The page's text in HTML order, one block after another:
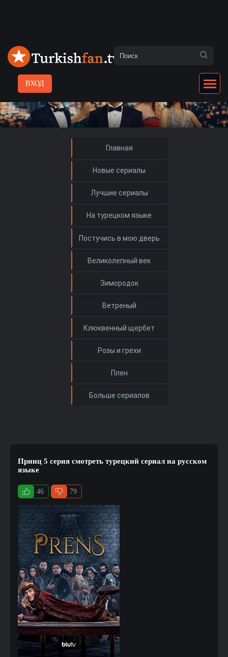
ВХОД
Главная
Новые сериалы
Лучшие сериалы
На турецком языке
Принц 5 серия смотреть турецкий сериал на русском
языке
46 79